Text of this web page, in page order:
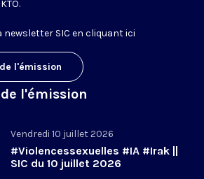
newsletter SIC en cliquant ici
l'émission
l'émission
Vendredi 10 juillet 2026
#Violencessexuelles #IA #Irak ||
SIC du 10 juillet 2026